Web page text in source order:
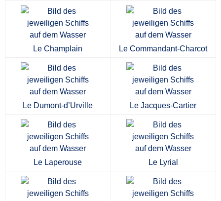
Le Champlain Le Commandant-Charcot
Le Dumont-d’Urville Le Jacques-Cartier
Le Laperouse Le Lyrial